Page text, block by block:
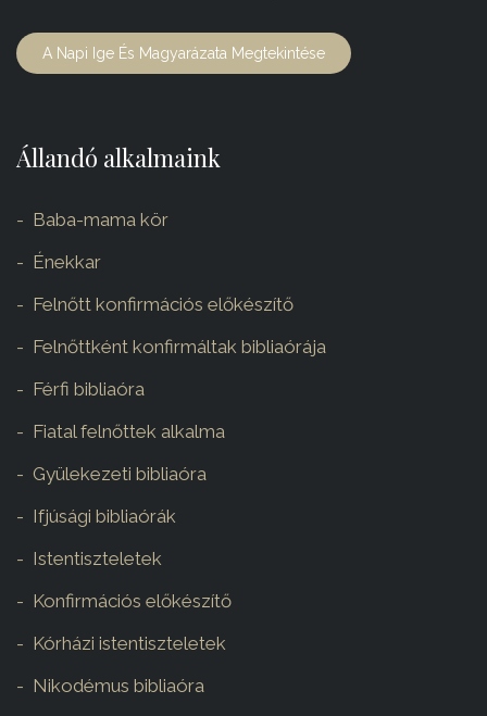
A Napi Ige És Magyarázata Megtekintése
Állandó alkalmaink
Baba-mama kör
Énekkar
Felnőtt konfirmációs előkészítő
Felnőttként konfirmáltak bibliaórája
Férfi bibliaóra
Fiatal felnőttek alkalma
Gyülekezeti bibliaóra
Ifjúsági bibliaórák
Istentiszteletek
Konfirmációs előkészítő
Kórházi istentiszteletek
Nikodémus bibliaóra